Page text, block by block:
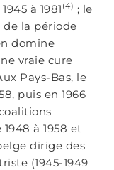
à 1981 (4) ; le
de la période
domine
vraie cure
Pays-Bas, le
puis en 1966
à 1958 et
dirige des
(1945-1949